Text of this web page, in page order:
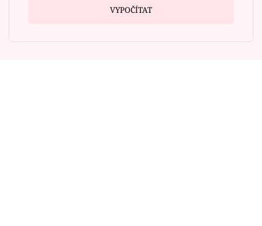
VYPOČÍTAT